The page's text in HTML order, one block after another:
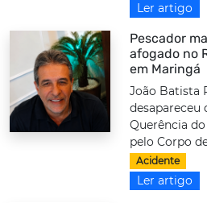
Ler artigo
Pescador
afogado no
em Maringá
João Batista
desapareceu
Querência
pelo Corpo
Acidente
Ler artigo